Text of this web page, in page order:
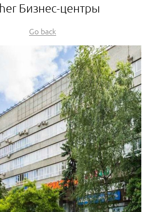
Бизнес-центры
Go back